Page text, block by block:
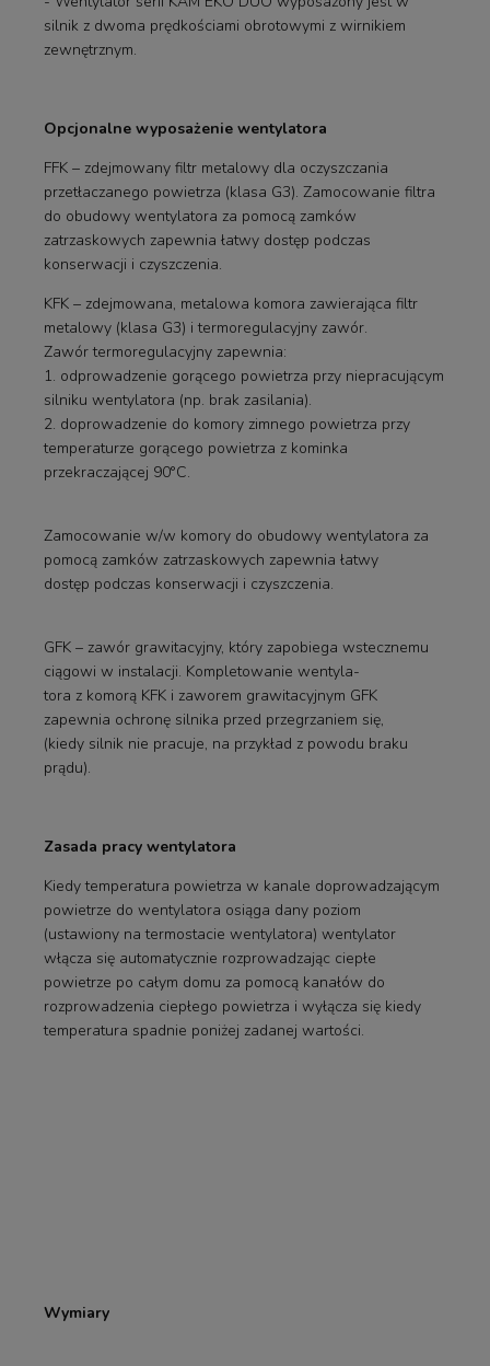
silnik z dwoma prędkościami obrotowymi z wirnikiem
zewnętrznym.
Opcjonalne wyposażenie wentylatora
FFK – zdejmowany filtr metalowy dla oczyszczania
przetłaczanego powietrza (klasa G3). Zamocowanie filtra
do obudowy wentylatora za pomocą zamków
zatrzaskowych zapewnia łatwy dostęp podczas
konserwacji i czyszczenia.
KFK – zdejmowana, metalowa komora zawierająca filtr
metalowy (klasa G3) i termoregulacyjny zawór.
Zawór termoregulacyjny zapewnia:
1. odprowadzenie gorącego powietrza przy niepracującym
silniku wentylatora (np. brak zasilania).
2. doprowadzenie do komory zimnego powietrza przy
temperaturze gorącego powietrza z kominka
przekraczającej 90°C.
Zamocowanie w/w komory do obudowy wentylatora za
pomocą zamków zatrzaskowych zapewnia łatwy
dostęp podczas konserwacji i czyszczenia.
GFK – zawór grawitacyjny, który zapobiega wstecznemu
ciągowi w instalacji. Kompletowanie wentyla-
tora z komorą KFK i zaworem grawitacyjnym GFK
zapewnia ochronę silnika przed przegrzaniem się,
(kiedy silnik nie pracuje, na przykład z powodu braku
prądu).
Zasada pracy wentylatora
Kiedy temperatura powietrza w kanale doprowadzającym
powietrze do wentylatora osiąga dany poziom
(ustawiony na termostacie wentylatora) wentylator
włącza się automatycznie rozprowadzając ciepłe
powietrze po całym domu za pomocą kanałów do
rozprowadzenia ciepłego powietrza i wyłącza się kiedy
temperatura spadnie poniżej zadanej wartości.
Wymiary